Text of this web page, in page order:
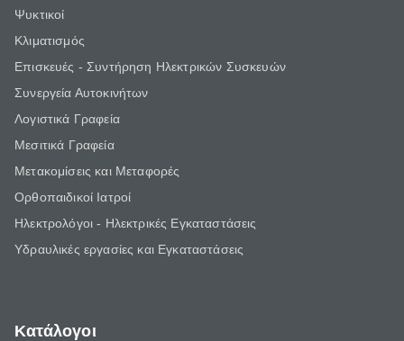
Ψυκτικοί
Κλιματισμός
Επισκευές - Συντήρηση Ηλεκτρικών Συσκευών
Συνεργεία Αυτοκινήτων
Λογιστικά Γραφεία
Μεσιτικά Γραφεία
Μετακομίσεις και Μεταφορές
Ορθοπαιδικοί Ιατροί
Ηλεκτρολόγοι - Ηλεκτρικές Εγκαταστάσεις
Υδραυλικές εργασίες και Εγκαταστάσεις
Κατάλογοι